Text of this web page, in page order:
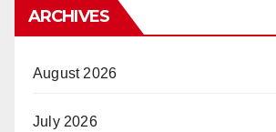
ARCHIVES
August 2026
July 2026